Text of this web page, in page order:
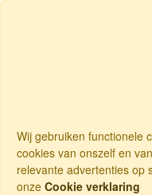
Wij gebruiken functionele
cookies van onszelf en
relevante advertenties op
onze Cookie verklaring